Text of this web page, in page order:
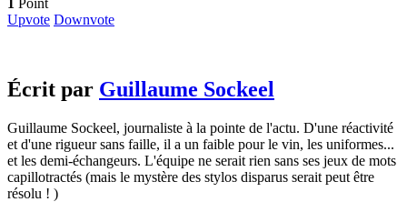
Upvote Downvote
Écrit par Guillaume Sockeel
Guillaume Sockeel, journaliste à la pointe de l'actu. D'une réactivité
et d'une rigueur sans faille, il a un faible pour le vin, les uniformes...
et les demi-échangeurs. L'équipe ne serait rien sans ses jeux de mots
capillotractés (mais le mystère des stylos disparus serait peut être
résolu ! )